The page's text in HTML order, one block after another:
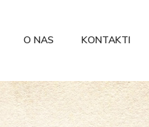
O NAS KONTAKTI